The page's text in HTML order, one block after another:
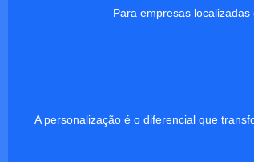
Para empresas
A personalização é o diferencial que